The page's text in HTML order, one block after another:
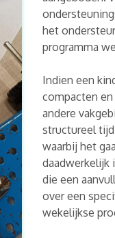
het
programma
Indien een
compacten
andere
structureel
waarbij het
daadwerkelijk
die een
over een
wekelijkse